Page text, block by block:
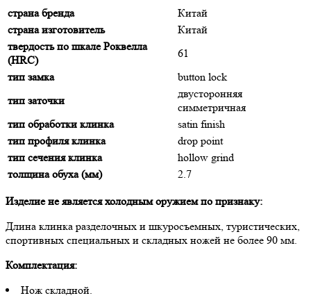
страна бренда
Китай
страна изготовитель
Китай
твердость по шкале Роквелла
(HRC)
61
тип замка
button lock
тип заточки
двусторонняя
симметричная
тип обработки клинка
satin finish
тип профиля клинка
drop point
тип сечения клинка
hollow grind
толщина обуха (мм)
2.7
Изделие не является холодным оружием по признаку:
Длина клинка разделочных и шкуросъемных, туристических,
спортивных специальных и складных ножей не более 90 мм.
Комплектация:
Нож складной.